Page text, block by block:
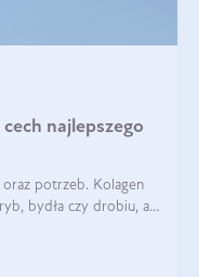
najlepszego
potrzeb. Kolagen
bydła czy drobiu, a